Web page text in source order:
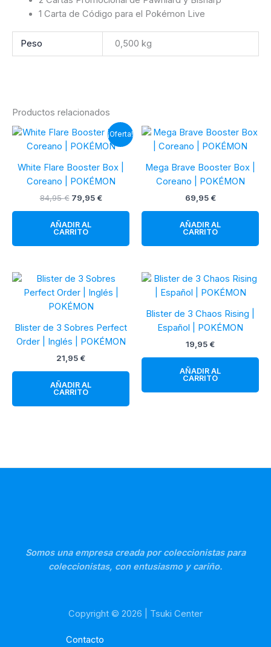
1 Carta de Código para el Pokémon Live
Peso 0,500 kg
Productos relacionados
¡Oferta!
White Flare Booster Box |
Coreano | POKÉMON
84,95€ El
era:
79,95 €El
AÑADIR AL
CARRITO
Mega Brave Booster Box |
Coreano | POKÉMON
69,95 €
AÑADIR AL
CARRITO
Blister de 3 Sobres Perfect
Order | Inglés | POKÉMON
21,95 €
AÑADIR AL
CARRITO
Blister de 3 Chaos Rising |
Español | POKÉMON
19,95 €
AÑADIR AL
CARRITO
Somos una empresa creada por coleccionistas para
coleccionistas, con entusiasmo y cariño.
Copyright © 2026 | Tsuki Center
Contacto